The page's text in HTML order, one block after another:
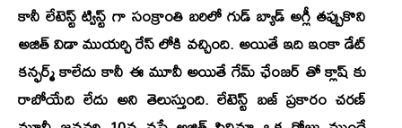
కానీ లేటెస్ట్ ట్విస్ట్ గా సంక్రాంతి బరిలో గుడ్ బ్యాడ్ అగ్లీ తప్పుకొని
అజిత్ విడా ముయర్చి రేస్ లోకి వచ్చింది. అయితే ఇది ఇంకా డేట్
కన్ఫర్మ్ కాలేదు కానీ ఈ మూవీ అయితే గేమ్ ఛేంజర్ తో క్లాష్ కు
రాబోయేది లేదు అని తెలుస్తుంది. లేటెస్ట్ బజ్ ప్రకారం చరణ్